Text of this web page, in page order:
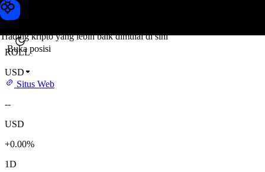
Trading kripto yang lebih baik dimulai di sini
Buka posisi
Harga RollX
ROLL
USD
Situs Web
--
USD
+0.00%
1D